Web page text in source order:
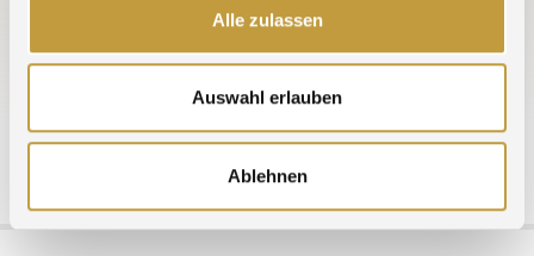
Alle zulassen
Auswahl erlauben
Ablehnen
Agosi AG Kanzlerstrasse 17 75175 Pforzheim Germany phone +49 (0)7231